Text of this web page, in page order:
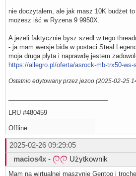
nie doczytałem, ale jak masz 10K budżet
możesz iść w Ryzena 9 9950X.
A jeżeli faktycznie bysz szedł w tego
- ja mam wersje bida w postaci Steal
moja druga płyta i naprawdę jestem
https://allegro.pl/oferta/asrock-mb-trx50-
Ostatnio edytowany przez jezoo (2025-02-25
LRU #480459
Offline
2025-02-26 09:29:05
macios4x - Użytkownik
Mam na wirtualnej maszynie Gentoo i